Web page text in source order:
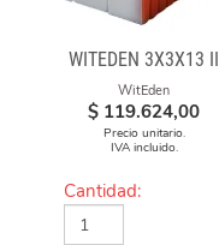
WITEDEN 3X3X13 II
WitEden
$ 119.624,00
Precio unitario.
IVA incluido.
Cantidad: